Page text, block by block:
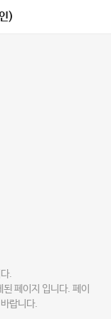
)
.
페이지 입니다. 페이
랍니다.